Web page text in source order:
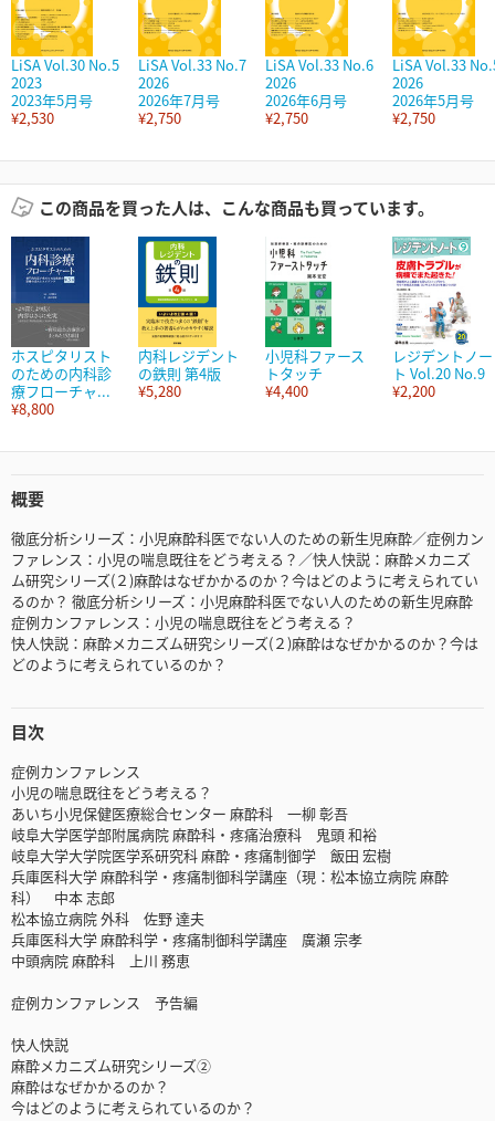
LiSA Vol.30 No.5
2023
2023年5月号
¥2,530
LiSA Vol.33 No.7
2026
2026年7月号
¥2,750
LiSA Vol.33 No.6
2026
2026年6月号
¥2,750
LiSA Vol.33
2026
2026年5月号
¥2,750
この商品を買った人は、こんな商品も買っています。
ホスピタリスト
のための内科診
療フローチャ...
¥8,800
内科レジデント
の鉄則 第4版
¥5,280
小児科ファース
トタッチ
¥4,400
レジデントノー
ト Vol.20 No.9
¥2,200
概要
徹底分析シリーズ：小児麻酔科医でない人のための新生児麻酔／症例カン
ファレンス：小児の喘息既往をどう考える？／快人快説：麻酔メカニズ
ム研究シリーズ(２)麻酔はなぜかかるのか？今はどのように考えられてい
るのか？ 徹底分析シリーズ：小児麻酔科医でない人のための新生児麻酔
症例カンファレンス：小児の喘息既往をどう考える？
快人快説：麻酔メカニズム研究シリーズ(２)麻酔はなぜかかるのか？今は
どのように考えられているのか？
目次
症例カンファレンス
小児の喘息既往をどう考える？
あいち小児保健医療総合センター 麻酔科 一柳 彰吾
岐阜大学医学部附属病院 麻酔科・疼痛治療科 鬼頭 和裕
岐阜大学大学院医学系研究科 麻酔・疼痛制御学 飯田 宏樹
兵庫医科大学 麻酔科学・疼痛制御科学講座（現：松本協立病院 麻酔
科） 中本 志郎
松本協立病院 外科 佐野 達夫
兵庫医科大学 麻酔科学・疼痛制御科学講座 廣瀬 宗孝
中頭病院 麻酔科 上川 務恵
症例カンファレンス 予告編
快人快説
麻酔メカニズム研究シリーズ②
麻酔はなぜかかるのか？
今はどのように考えられているのか？